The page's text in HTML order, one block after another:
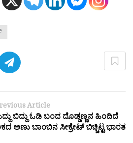
Article
ಬಿದ್ದು ಓಡಿ ಬಂದ ದೊಡ್ಡಣ್ಣನ ಹಿಂದಿದೆ
ಅಣು ಬಾಂಬಿನ ಸೀಕ್ರೇಟ್ ಬಿಚ್ಚಿಟ್ಟ ಭಾರತ